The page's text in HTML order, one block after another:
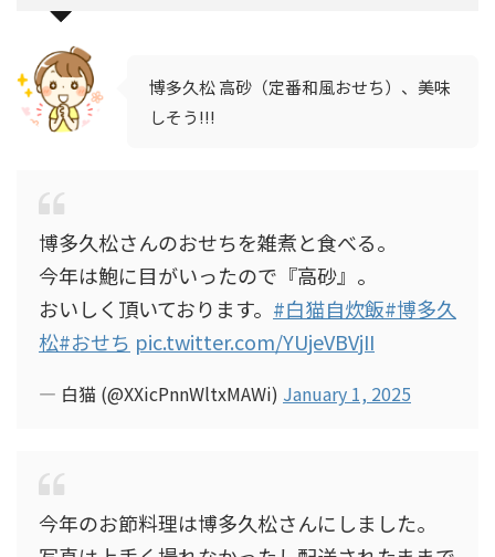
博多久松 高砂（定番和風おせち）、美味
しそう!!!
博多久松さんのおせちを雑煮と食べる。
今年は鮑に目がいったので『高砂』。
おいしく頂いております。 #白猫自炊飯#博多久
松#おせち pic.twitter.com/YUjeVBVjII
— 白猫 (@XXicPnnWltxMAWi) January 1, 2025
今年のお節料理は博多久松さんにしました｡